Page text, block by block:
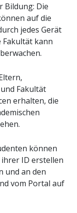
Bildung: Die
auf die
jedes Gerät
kann
Fakultät
erhalten, die
können
ID erstellen
und an den
vom Portal auf